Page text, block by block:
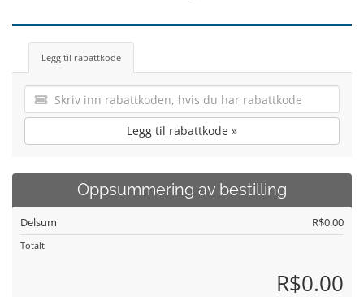
Legg til rabattkode
Legg til rabattkode »
Oppsummering av bestilling
Delsum R$0.00
Totalt
R$0.00